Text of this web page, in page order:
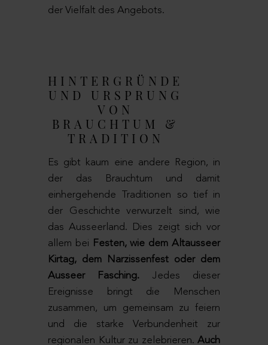
der Vielfalt des Angebots.
HINTERGRÜNDE
UND URSPRUNG
VON
BRAUCHTUM &
TRADITION
Es gibt kaum eine andere Region, in
der das Brauchtum und damit
einhergehende Traditionen so tief in
der Geschichte verwurzelt sind, wie
das Ausseerland. Dies zeigt sich vor
allem bei Festen, wie dem Altausseer
Kirtag, dem Narzissenfest oder dem
Ausseer Fasching. Jedes dieser
Ereignisse bringt die Menschen
zusammen, um gemeinsam zu feiern
und die starke Verbundenheit zur
regionalen Kultur zu zelebrieren. Auch